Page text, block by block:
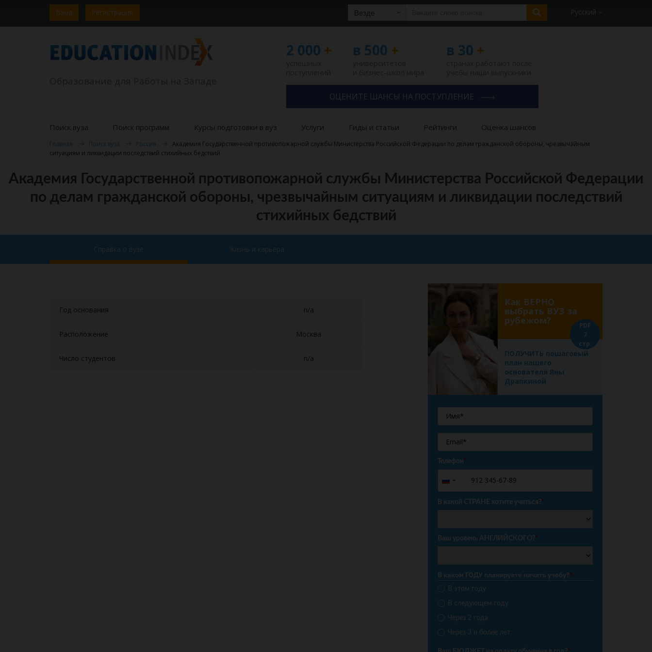
Вход Регистрация Везде Русский
2 000 + в 500 + в 30 +
ОЦЕНИТЕ ШАНСЫ НА ПОСТУПЛЕНИЕ
Поиск вуза Поиск программ Курсы подготовки в вуз Услуги Гиды и статьи Рейтинги Оценка шансов
Главная Поиск вуза Россия
Академия Государственной противопожарной службы Министерства Российской Федерации по делам гражданской обороны, чрезвычайным
ситуациям и ликвидации последствий стихийных бедствий
Академия Государственной противопожарной службы Министерства Российской Федерации
по делам гражданской обороны, чрезвычайным ситуациям и ликвидации последствий
стихийных бедствий
Справка о вузе Жизнь и карьера
Год основания n/a
Расположение Москва
Число студентов n/a
Как ВЕРНО
выбрать ВУЗ за
рубежом?
ПОЛУЧИТЬ пошаговый
план нашего
основателя Яны
Драпкиной
PDF
7
стр.
Телефон*
Russia
+7
В какой СТРАНЕ хотите учиться?*
Ваш уровень АНГЛИЙСКОГО?*
В каком ГОДУ планируете начать учебу?*
В этом году
В следующем году
Через 2 года
Через 3 и более лет